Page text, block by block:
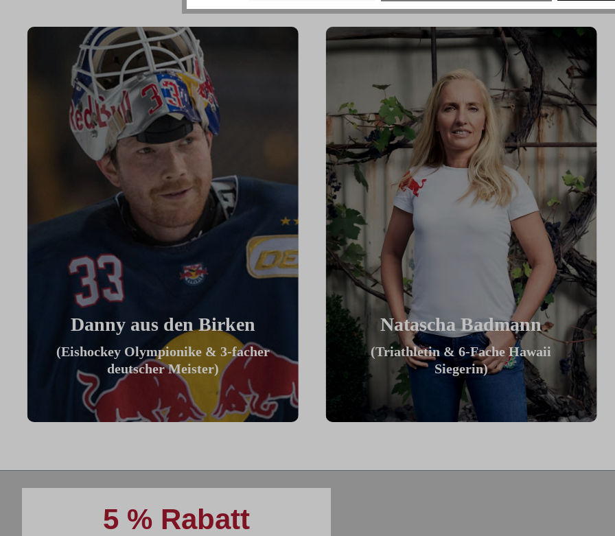
Danny aus den Birken
(Eishockey Olympionike & 3-facher
deutscher Meister)
"Ich benutze das Bike jeden Tag und es
hilft mir außerhalb des Eises an meiner
Natascha Badmann
(Triathletin & 6-Fache Hawaii
Siegerin)
„Ich finde mein ICG Bike großartig,
weil ich es meiner TT Position optimal
5 % Rabatt